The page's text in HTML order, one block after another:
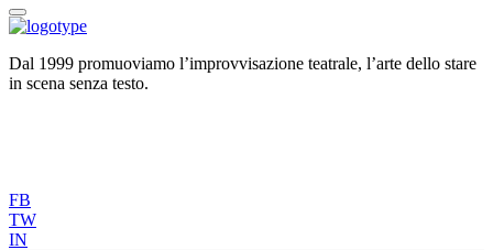
Dal 1999 promuoviamo l’improvvisazione teatrale, l’arte dello stare
in scena senza testo.
FB
TW
IN